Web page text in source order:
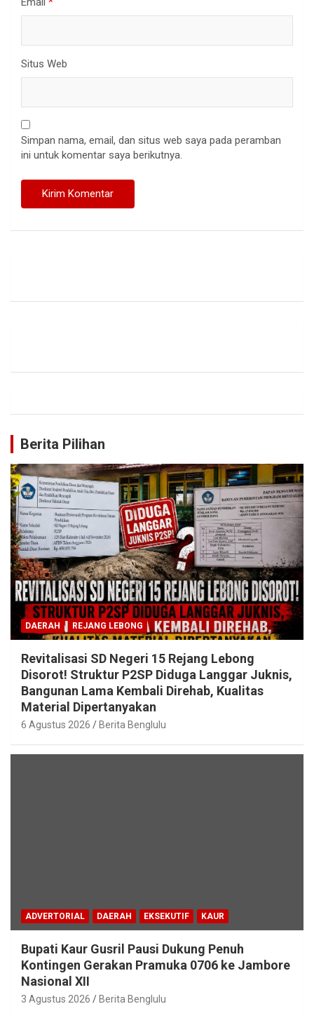
Situs Web
Simpan nama, email, dan situs web saya pada peramban
ini untuk komentar saya berikutnya.
Berita Pilihan
DAERAH REJANG LEBONG
Revitalisasi SD Negeri 15 Rejang Lebong
Disorot! Struktur P2SP Diduga Langgar Juknis,
Bangunan Lama Kembali Direhab, Kualitas
Material Dipertanyakan
6 Agustus 2026 Berita Benglulu
ADVERTORIAL DAERAH EKSEKUTIF KAUR
Bupati Kaur Gusril Pausi Dukung Penuh
Kontingen Gerakan Pramuka 0706 ke Jambore
Nasional XII
3 Agustus 2026 Berita Benglulu